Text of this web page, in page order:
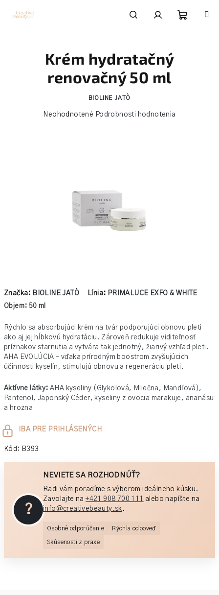
Značka: BIOLINE JATÒ Línia: PRIMALUCE EXFO & WHITE
Objem: 50 ml
Rýchlo sa absorbujúci krém na tvár podporujúci obnovu pleti
ako aj jej hĺbkovú hydratáciu. Zároveň redukuje viditeľnosť
príznakov starnutia a vytvára tak jednotný, žiarivý vzhľad pleti.
AHA EVOLÚCIA – vďaka prírodným boostrom zvyšujúcich
účinnosti kyselín, stimulujú obnovu a regeneráciu pleti.
Aktívne látky: AHA kyseliny (Glykolová, Mliečna, Mandľová),
Pantenol, Japonský Céder, kyseliny z ovocia marakuje, ananásu
a hrozna
Jednotková
cena:
IBA PRE PRIHLÁSENÝCH
Kód: B393
?
NEVIETE SA ROZHODNÚŤ?
Radi vám poradíme s výberom ideálneho kúsku.
Zavolajte na+421 908 700 111
alebo napíšte na
info@creativebeauty.sk .
Osobné odporúčanie Rýchla odpoveď
Skúsenosti z praxe
Krém hydratačný
renovačný 50 ml
BIOLINE JATÒ
Priemerné
Neohodnotené Podrobnosti hodnotenia